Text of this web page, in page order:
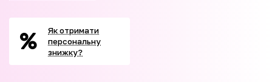
Як отримати
персональну
знижку?